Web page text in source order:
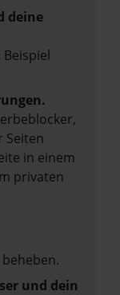
deine
Seiten
in einem
privaten
und dein